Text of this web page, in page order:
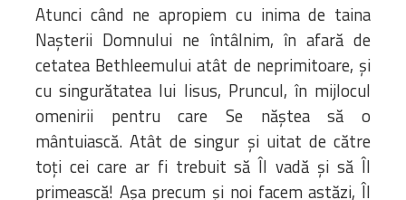
Atunci când ne apropiem cu inima de taina
Nașterii Domnului ne întâlnim, în afară de
cetatea Bethleemului atât de neprimitoare, și
cu singurătatea lui Iisus, Pruncul, în mijlocul
omenirii pentru care Se năștea să o
mântuiască. Atât de singur și uitat de către
toți cei care ar fi trebuit să Îl vadă și să Îl
primească! Așa precum și noi facem astăzi, Îl